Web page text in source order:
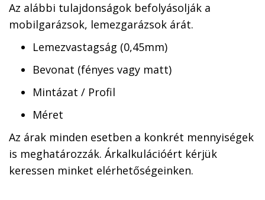
Az alábbi tulajdonságok befolyásolják a
mobilgarázsok, lemezgarázsok árát.
Lemezvastagság (0,45mm)
Bevonat (fényes vagy matt)
Mintázat / Profil
Méret
Az árak minden esetben a konkrét mennyiségek
is meghatározzák. Árkalkulációért kérjük
keressen minket elérhetőségeinken.